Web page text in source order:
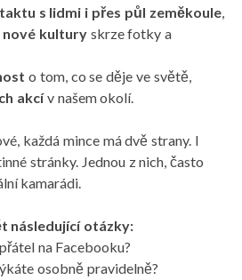
s lidmi i přes půl zeměkoule,
kulturyskrze fotky a
o tom, co se děje ve světě,
akcív našem okolí.
každá mince má dvě strany. I
stránky. Jednou z nich, často
kamarádi.
následující otázky:
na Facebooku?
osobně pravidelně?